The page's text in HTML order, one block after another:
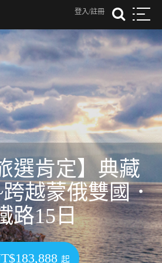
登入/註冊
選肯定】典藏
越蒙俄雙國．
路15日
起